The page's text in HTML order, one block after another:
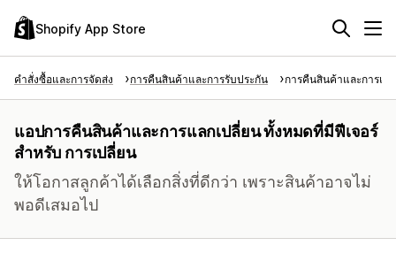
Shopify App Store
คำสั่งซื้อและการจัดส่ง การคืนสินค้าและการรับประกัน การคืนสินค้าและการแล
แอปการคืนสินค้าและการแลกเปลี่ยน ทั้งหมดที่มีฟีเจอร์
สำหรับ การเปลี่ยน
ให้โอกาสลูกค้าได้เลือกสิ่งที่ดีกว่า เพราะสินค้าอาจไม่
พอดีเสมอไป